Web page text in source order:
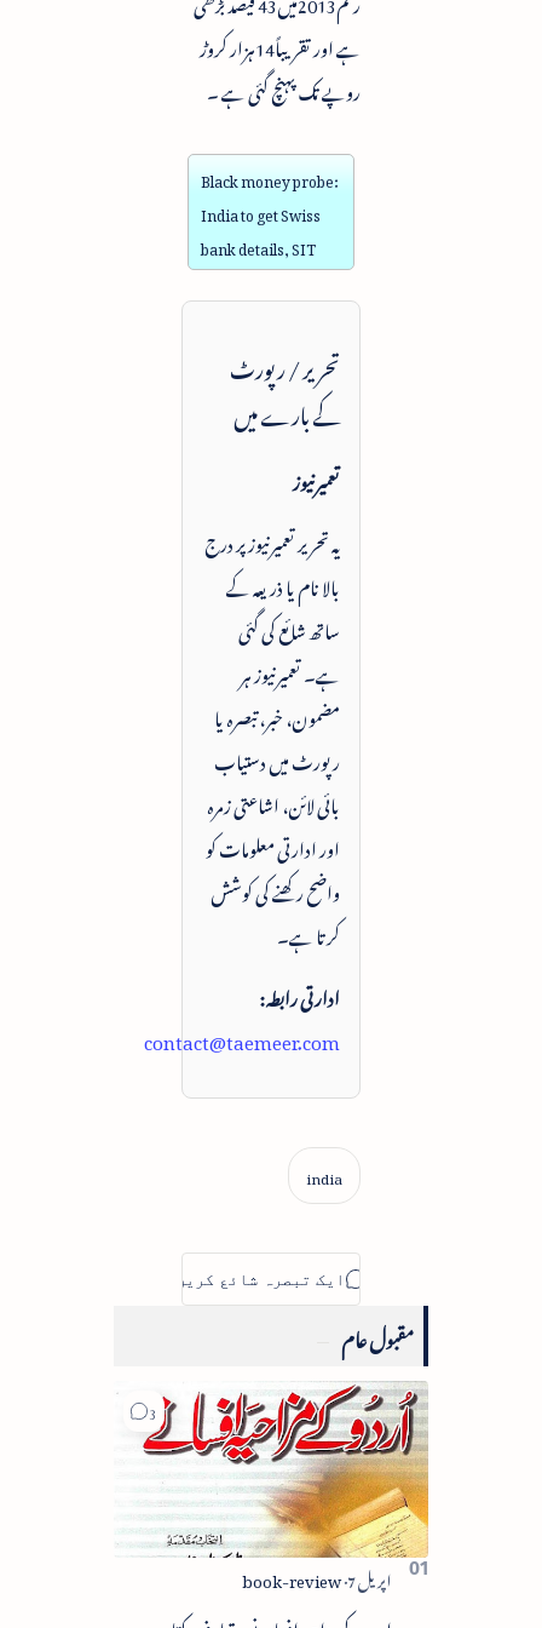
ہے اور تقریباً14ہزار کروڑ
روپے تک پہنچ گئی ہے ۔
Black money probe:
India to get Swiss
bank details, SIT
تحریر / رپورٹ
کے بارے میں
تعمیرنیوز
یہ تحریر تعمیرنیوز پر درج
بالا نام یا ذریعہ کے
ساتھ شائع کی گئی
ہے۔ تعمیرنیوز ہر
مضمون، خبر، تبصرہ یا
رپورٹ میں دستیاب
بائی لائن، اشاعتی زمرہ
اور ادارتی معلومات کو
واضح رکھنے کی کوشش
کرتا ہے۔
ادارتی رابطہ:
contact@taemeer.com
مقبول عام